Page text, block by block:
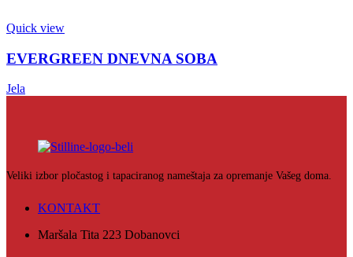
Quick view
EVERGREEN DNEVNA SOBA
Jela
Veliki izbor pločastog i tapaciranog nameštaja za opremanje Vašeg doma.
KONTAKT
Maršala Tita 223 Dobanovci